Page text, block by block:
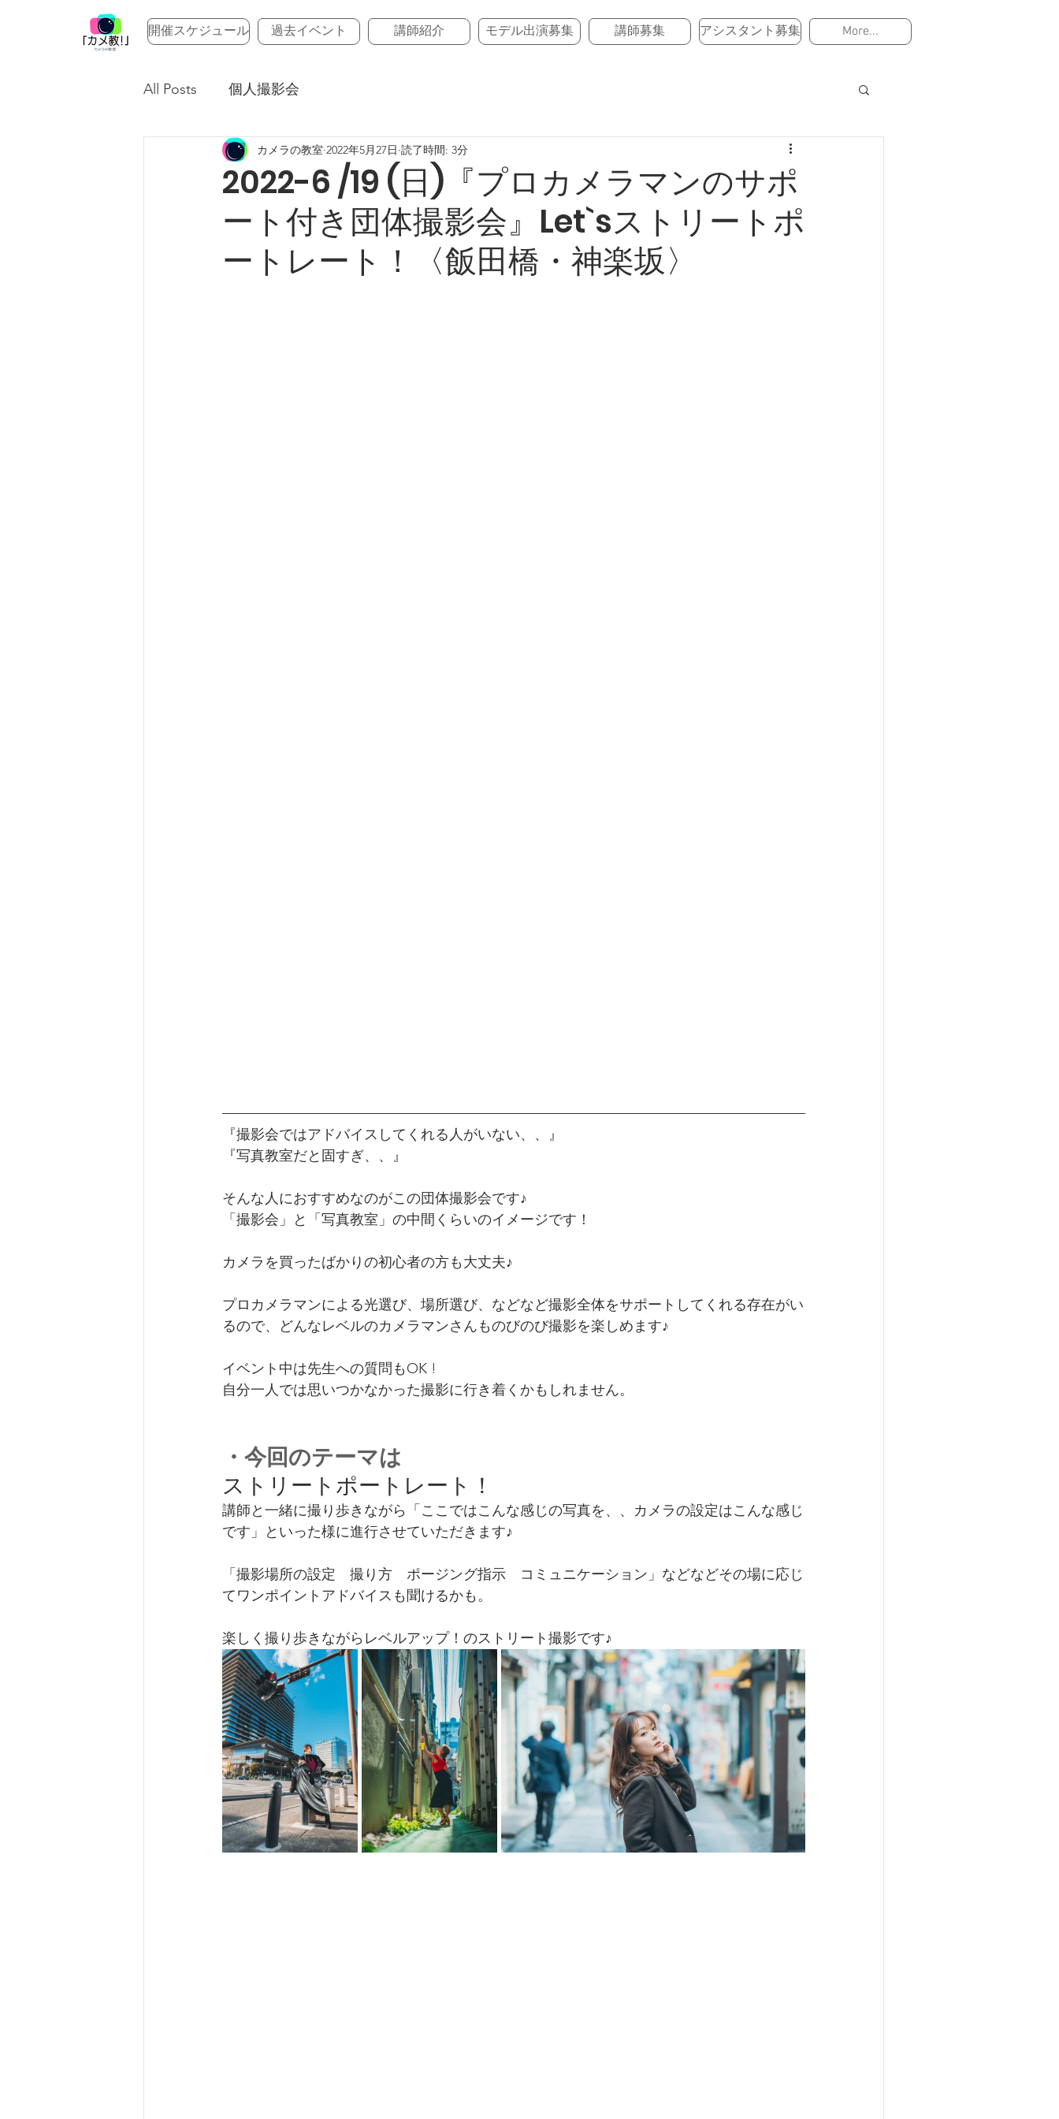
開催スケジュール 過去イベント 講師紹介 モデル出演募集 講師募集 アシスタント募集 More...
All Posts 個人撮影会
2022-6 /19 (日)『プロカメラマンのサポ
ート付き団体撮影会』Let`sストリートポ
ートレート！〈飯田橋・神楽坂〉
カメラの教室 2022年5月27日 読了時間: 3分
『撮影会ではアドバイスしてくれる人がいない、、』
『写真教室だと固すぎ、、』
そんな人におすすめなのがこの団体撮影会です♪
​「撮影会」と「写真教室」の中間くらいのイメージです！
カメラを買ったばかりの初心者の方も大丈夫♪
プロカメラマンによる光選び、場所選び、などなど撮影全体をサポートしてくれる存在がい
るので、どんなレベルのカメラマンさんものびのび撮影を楽しめます♪
イベント中は先生への質問もOK !
自分一人では思いつかなかった撮影に行き着くかもしれません。
・今回のテーマは
ストリートポートレート！
講師と一緒に撮り歩きながら「ここではこんな感じの写真を、、カメラの設定はこんな感じ
です」といった様に進行させていただきます♪
「撮影場所の設定　撮り方　ポージング指示　コミュニケーション」などなどその場に応じ
てワンポイントアドバイスも聞けるかも。
楽しく撮り歩きながらレベルアップ！のストリート撮影です♪